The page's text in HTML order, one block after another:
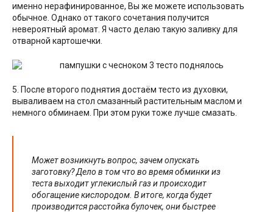
именно нерафинированное, Вы же можете использовать
обычное. Однако от такого сочетания получится
невероятный аромат. Я часто делаю такую заливку для
отварной картошечки.
5. После второго поднятия достаём тесто из духовки,
вываливаем на стол смазанный растительным маслом и
немного обминаем. При этом руки тоже лучше смазать.
Может возникнуть вопрос, зачем опускать
заготовку? Дело в том что во время обминки из
теста выходит углекислый газ и происходит
обогащение кислородом. В итоге, когда будет
производится расстойка булочек, они быстрее